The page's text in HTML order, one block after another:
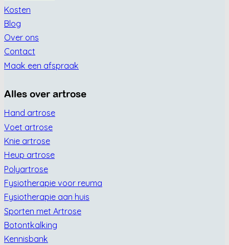
Kosten
Blog
Over ons
Contact
Maak een afspraak
Alles over artrose
Hand artrose
Voet artrose
Knie artrose
Heup artrose
Polyartrose
Fysiotherapie voor reuma
Fysiotherapie aan huis
Sporten met Artrose
Botontkalking
Kennisbank